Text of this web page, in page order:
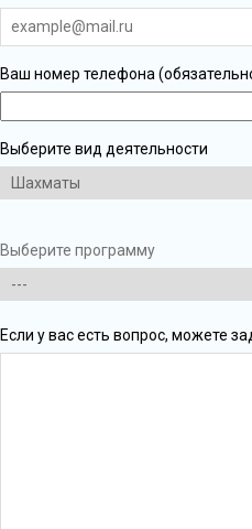
Ваш номер телефона
Выберите вид деятельности
Выберите программу
Если у вас есть вопрос, можете